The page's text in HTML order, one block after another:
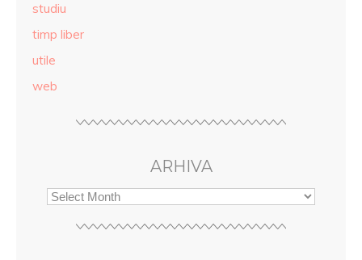
studiu
timp liber
utile
web
ARHIVA